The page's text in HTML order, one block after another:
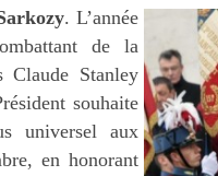
. L’année
de la
Claude Stanley
souhaite
universel aux
en honorant